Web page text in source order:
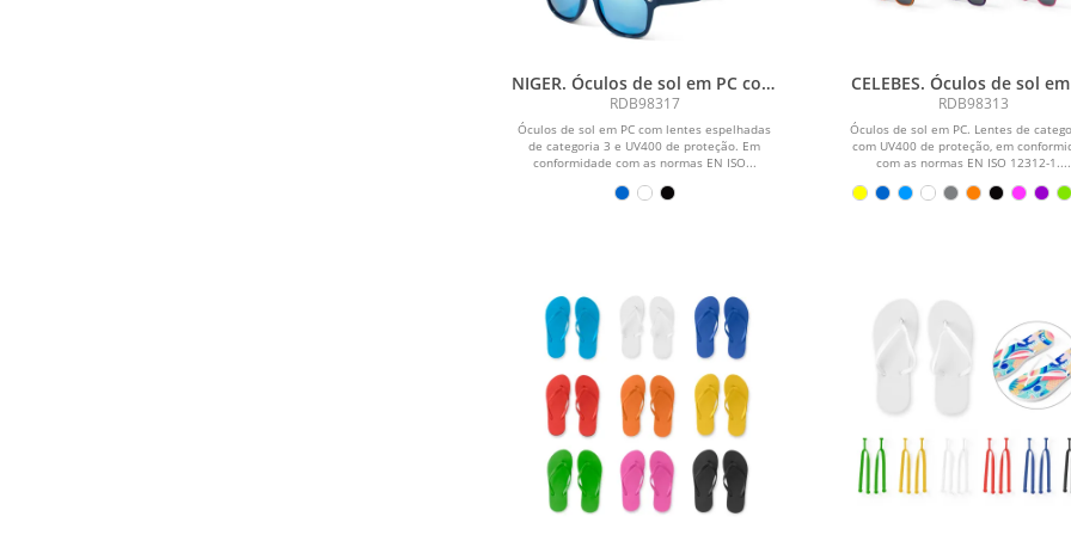
NIGER. Óculos de sol em PC com
lentes espelhadas
RDB98317
Óculos de sol em PC com lentes espelhadas
de categoria 3 e UV400 de proteção. Em
conformidade com as normas EN ISO...
CELEBES. Óculos de sol
RDB98313
Óculos de sol em PC. Lentes de
com UV400 de proteção, em
com as normas EN ISO 12312-1....